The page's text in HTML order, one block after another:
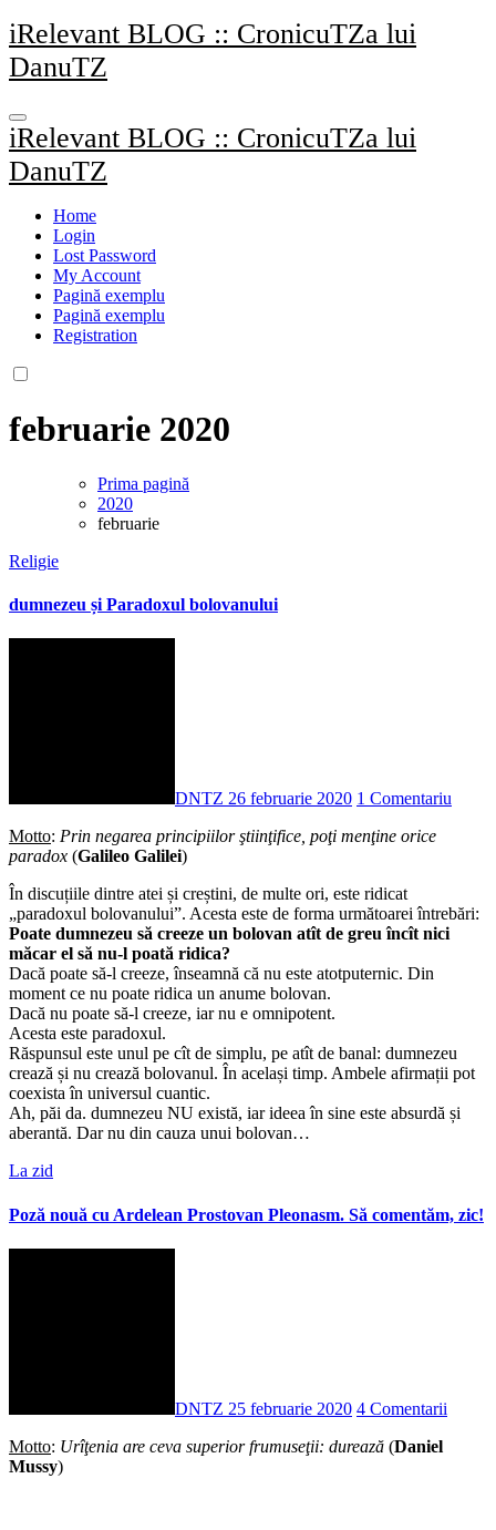
Sari
la
conținut
iRelevant BLOG :: CronicuTZa lui
DanuTZ
iRelevant BLOG :: CronicuTZa lui
DanuTZ
Home
Login
Lost Password
My Account
Pagină exemplu
Pagină exemplu
Registration
februarie 2020
Prima pagină
2020
februarie
Religie
dumnezeu și Paradoxul bolovanului
DNTZ 26 februarie 2020 1 Comentariu
Motto: Prin negarea principiilor ştiinţifice, poţi menţine orice
paradox (Galileo Galilei)
În discuțiile dintre atei și creștini, de multe ori, este ridicat
„paradoxul bolovanului”. Acesta este de forma următoarei întrebări:
Poate dumnezeu să creeze un bolovan atît de greu încît nici
măcar el să nu-l poată ridica?
Dacă poate să-l creeze, înseamnă că nu este atotputernic. Din
moment ce nu poate ridica un anume bolovan.
Dacă nu poate să-l creeze, iar nu e omnipotent.
Acesta este paradoxul.
Răspunsul este unul pe cît de simplu, pe atît de banal: dumnezeu
crează și nu crează bolovanul. În același timp. Ambele afirmații pot
coexista în universul cuantic.
Ah, păi da. dumnezeu NU există, iar ideea în sine este absurdă și
aberantă. Dar nu din cauza unui bolovan…
La zid
Poză nouă cu Ardelean Prostovan Pleonasm. Să comentăm, zic!
DNTZ 25 februarie 2020 4 Comentarii
Motto: Urîţenia are ceva superior frumuseţii: durează (Daniel
Mussy)